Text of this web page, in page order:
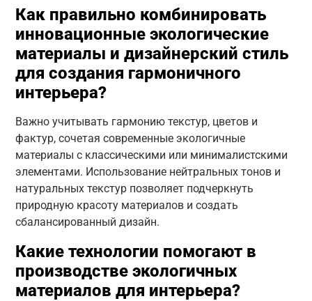
Как правильно комбинировать
инновационные экологические
материалы и дизайнерский стиль
для создания гармоничного
интерьера?
Важно учитывать гармонию текстур, цветов и
фактур, сочетая современные экологичные
материалы с классическими или минималистскими
элементами. Использование нейтральных тонов и
натуральных текстур позволяет подчеркнуть
природную красоту материалов и создать
сбалансированный дизайн.
Какие технологии помогают в
производстве экологичных
материалов для интерьера?